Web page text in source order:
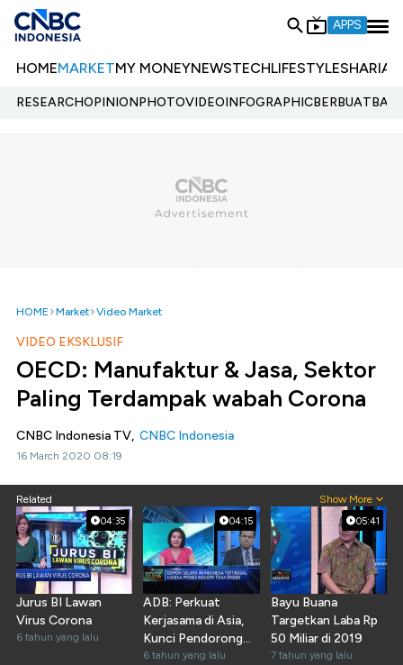
APPS
HOMEMARKETMY MONEYNEWSTECHLIFESTYLESHARIA
RESEARCHOPINIONPHOTOVIDEOINFOGRAPHIC
HOME Market Video Market
VIDEO EKSKLUSIF
OECD: Manufaktur & Jasa, Sektor
Paling Terdampak wabah Corona
CNBC Indonesia TV, CNBC Indonesia
16 March 2020 08:19
Related Show More
04:35
Jurus BI Lawan
Virus Corona
6 tahun yang lalu
04:15
ADB: Perkuat
Kerjasama di Asia,
Kunci Pendorong
Pariwisata
6 tahun yang lalu
05:41
Bayu Buana
Targetkan Laba Rp
50 Miliar di 2019
7 tahun yang lalu